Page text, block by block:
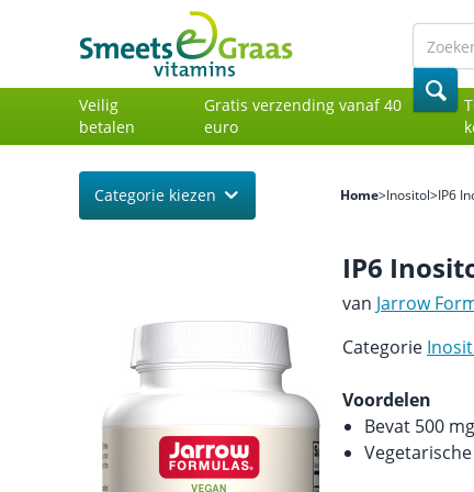
Veilig
betalen
Gratis verzending vanaf 40
euro
Categorie kiezen Home>Inositol>IP6
IP6
van Jarrow
Categorie
Voordelen
Bevat 500